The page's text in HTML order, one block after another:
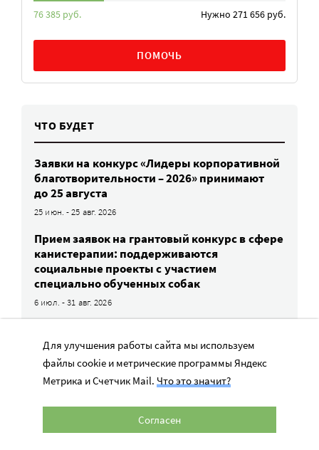
76 385 руб. Нужно 271 656 руб.
ПОМОЧЬ
ЧТО БУДЕТ
Заявки на конкурс «Лидеры корпоративной
благотворительности – 2026» принимают
до 25 августа
25 июн. - 25 авг. 2026
Прием заявок на грантовый конкурс в сфере
канистерапии: поддерживаются
социальные проекты с участием
специально обученных собак
6 июл. - 31 авг. 2026
номинации премии «Хрустальный
подсолнух» – «Орфанная семья. История
успеха». Заявки принимают до 8 сентября
Прием заявок на конкурс проектов помощи
сиротам и детям в трудной жизненной
Для улучшения работы сайта мы используем
файлы cookie и метрические программы Яндекс
Метрика и Счетчик Mail. Что это значит?
Согласен